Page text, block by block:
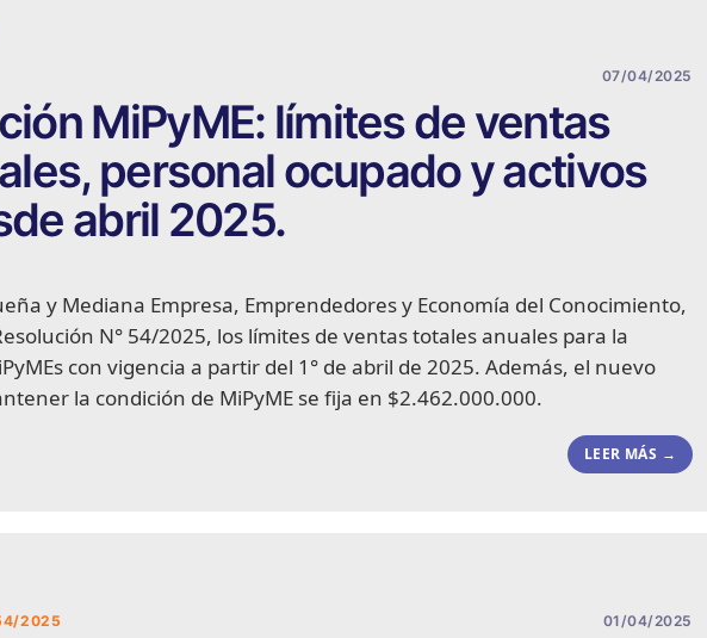
07/04/2025
MiPyME: límites de ventas
personal ocupado y activos
abril 2025.
y Mediana Empresa, Emprendedores y Economía del Conocimiento,
N° 54/2025, los límites de ventas totales anuales para la
con vigencia a partir del 1° de abril de 2025. Además, el nuevo
la condición de MiPyME se fija en $2.462.000.000.
LEER MÁS →
2025 01/04/2025